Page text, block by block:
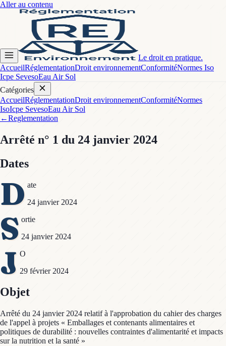
Aller au contenu
Le droit en pratique.
AccueilRéglementationDroit environnementConformitéNormes Iso
Icpe SevesoEau Air Sol
Catégories
AccueilRéglementationDroit environnementConformitéNormes
IsoIcpe SevesoEau Air Sol
←Reglementation
Arrêté n° 1 du 24 janvier 2024
Dates
D ate
24 janvier 2024
S ortie
24 janvier 2024
J O
29 février 2024
Objet
Arrêté du 24 janvier 2024 relatif à l'approbation du cahier des charges
de l'appel à projets « Emballages et contenants alimentaires et
politiques de durabilité : nouvelles contraintes d'alimentarité et impacts
sur la nutrition et la santé »